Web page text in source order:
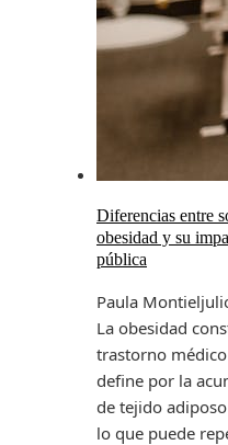
Diferencias entre
obesidad y su
pública
Paula Montiel
La obesidad
trastorno
define por la
de tejido
lo que puede